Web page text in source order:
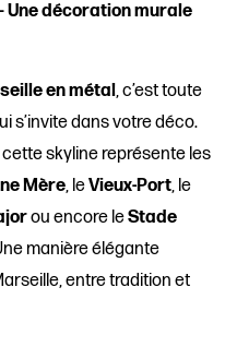
Une décoration murale
en métal, c’est toute
s’invite dans votre déco.
skyline représente les
Mère, leVieux-Port, le
ou encore leStade
manière élégante
entre tradition et